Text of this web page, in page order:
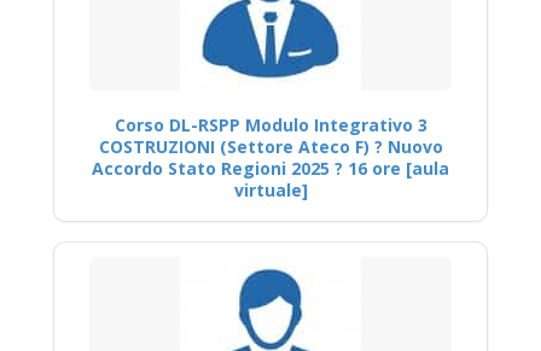
Corso DL-RSPP Modulo Integrativo 3
COSTRUZIONI (Settore Ateco F) ? Nuovo
Accordo Stato Regioni 2025 ? 16 ore [aula
virtuale]